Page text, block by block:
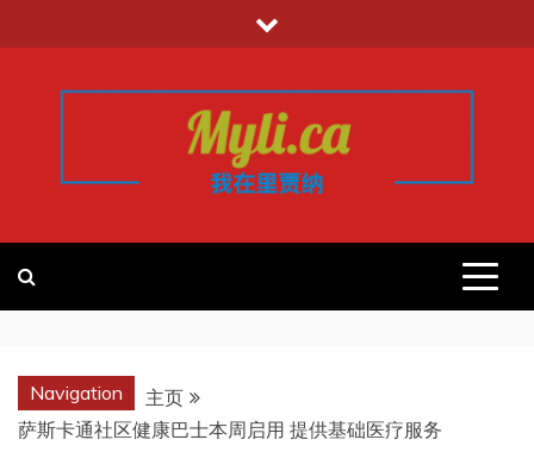
至
我的里贾纳
REGINA
Navigation
主页
萨斯卡通社区健康巴士本周启用 提供基础医疗服务